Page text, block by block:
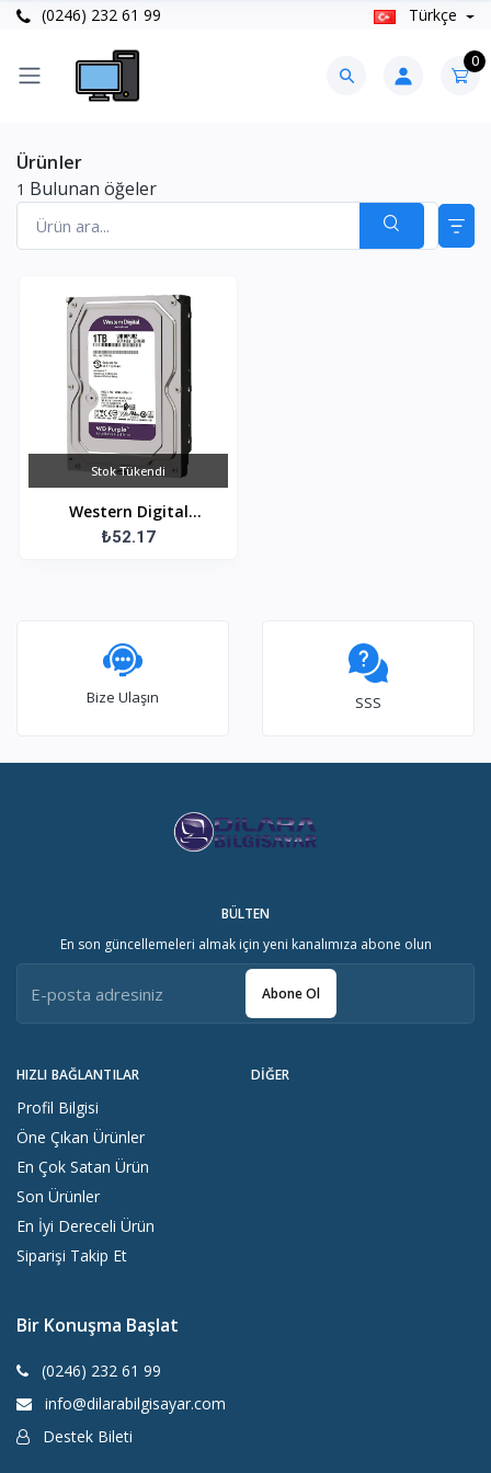
(0246) 232 61 99 Türkçe
0
Ürünler
1 Bulunan öğeler
Stok Tükendi
Western Digital
WD10EURX-83UY4Y0
₺52.17
Bize Ulaşın SSS
HIZLI BAĞLANTILAR
Profil Bilgisi
Öne Çıkan Ürünler
En Çok Satan Ürün
Son Ürünler
En İyi Dereceli Ürün
Siparişi Takip Et
DIĞER
BÜLTEN
En son güncellemeleri almak için yeni kanalımıza abone olun
Abone Ol
Bir Konuşma Başlat
(0246) 232 61 99
info@dilarabilgisayar.com
Destek Bileti